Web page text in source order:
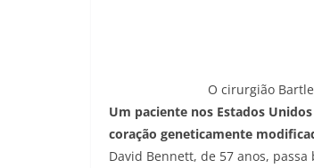
O cirurgião
Um paciente nos Estados
coração geneticamente
David Bennett, de 57 anos,